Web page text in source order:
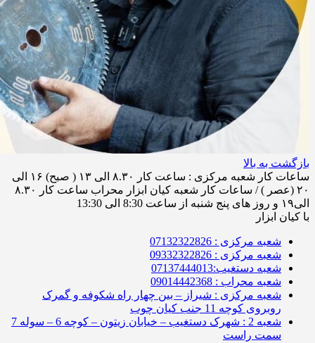
بازگشت به بالا
ساعات کار شعبه مرکزی : ساعت کار ۸.۳۰ الی ۱۳ ( صبح) ۱۶ الی
۲۰ (عصر ) / ساعات کار شعبه کیان ابزار محراب ساعت کار ۸.۳۰
الی۱۹ و روز های پنج شنبه از ساعت 8:30 الی 13:30
با کیان ابزار
شعبه مرکزی : 07132322826
شعبه مرکزی : 09332322826
شعبه دستغیب:07137444013
شعبه محراب : 09014442368
شعبه مرکزی : شیراز – بین چهار راه شکوفه و گمرک
روبروی کوچه 11 جنب کیان چوب
شعبه 2 : شهرک دستغیب – خیابان زیتون – کوچه 6 – سوله 7
سمت راست